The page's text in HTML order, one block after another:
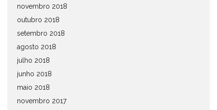
novembro 2018
outubro 2018
setembro 2018
agosto 2018
julho 2018
junho 2018
maio 2018
novembro 2017